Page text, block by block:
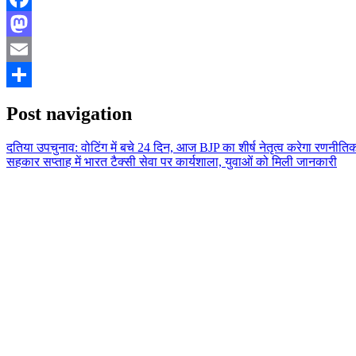
Facebook
Mastodon
Email
Post navigation
दतिया उपचुनाव: वोटिंग में बचे 24 दिन, आज BJP का शीर्ष नेतृत्व करेगा
सहकार सप्ताह में भारत टैक्सी सेवा पर कार्यशाला, युवाओं को मिली जानकारी